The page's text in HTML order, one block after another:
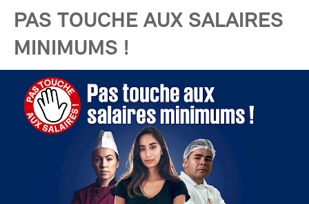
PAS TOUCHE AUX SALAIRES
MINIMUMS !